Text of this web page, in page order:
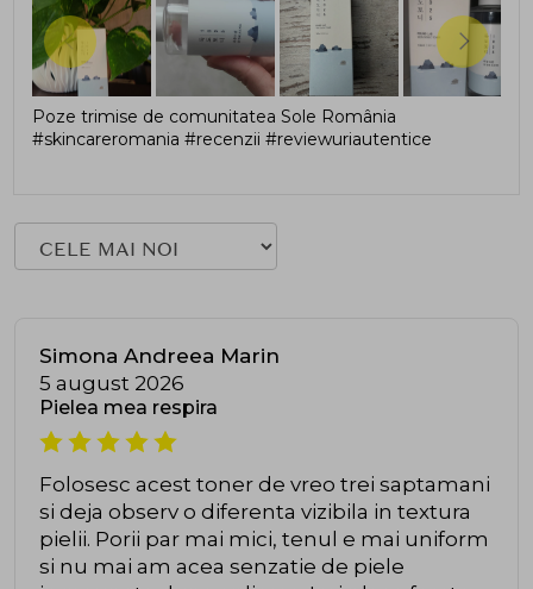
Poze trimise de comunitatea Sole România
#skincareromania #recenzii #reviewuriautentice
Simona Andreea Marin
5 august 2026
Pielea mea respira
Folosesc acest toner de vreo trei saptamani
si deja observ o diferenta vizibila in textura
pielii. Porii par mai mici, tenul e mai uniform
si nu mai am acea senzatie de piele